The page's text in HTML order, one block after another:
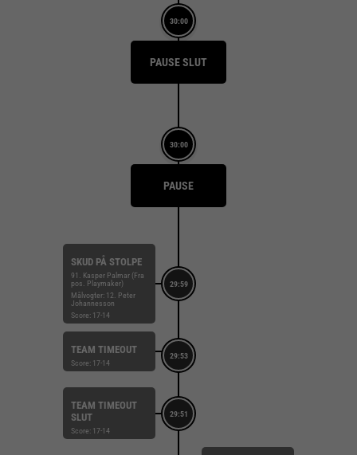
30:00
PAUSE SLUT
30:00
PAUSE
29:59
SKUD PÅ STOLPE
91. Kasper Palmar (Fra
pos. Playmaker)
Målvogter: 12. Peter
Johannesson
Score: 17-14
29:53
TEAM TIMEOUT
Score: 17-14
29:51
TEAM TIMEOUT
SLUT
Score: 17-14